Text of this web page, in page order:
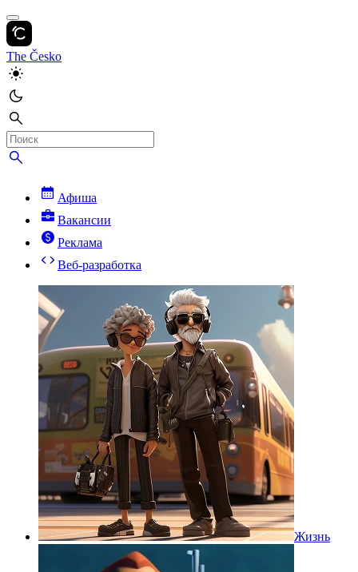
The Česko
Афиша
Вакансии
Реклама
Веб-разработка
Жизнь